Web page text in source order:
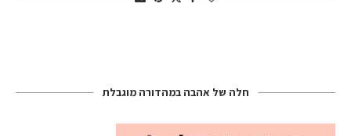
חלה של אהבה במהדורה מוגבלת